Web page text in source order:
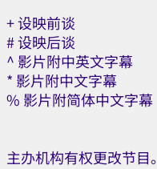
+ 设映前谈
# 设映后谈
^ 影片附中英文字幕
* 影片附中文字幕
% 影片附简体中文字幕
主办机构有权更改节目。